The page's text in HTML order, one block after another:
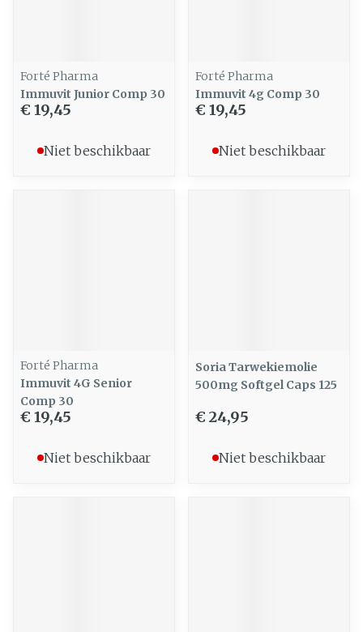
Forté Pharma
Immuvit Junior Comp 30
€ 19,45
Niet beschikbaar
Forté Pharma
Immuvit 4g Comp 30
€ 19,45
Niet beschikbaar
Forté Pharma
Immuvit 4G Senior
Comp 30
€ 19,45
Niet beschikbaar
Soria Tarwekiemolie
500mg Softgel Caps 125
€ 24,95
Niet beschikbaar